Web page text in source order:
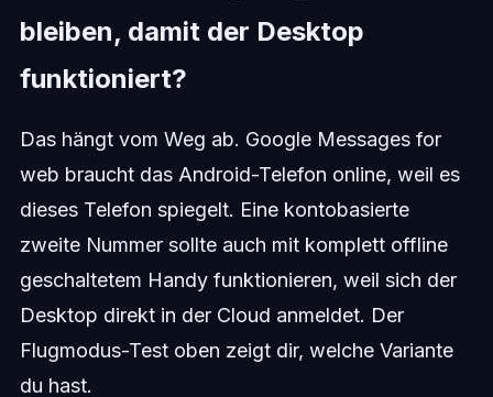
bleiben, damit der Desktop
funktioniert?
Das hängt vom Weg ab. Google Messages for
web braucht das Android-Telefon online, weil es
dieses Telefon spiegelt. Eine kontobasierte
zweite Nummer sollte auch mit komplett offline
geschaltetem Handy funktionieren, weil sich der
Desktop direkt in der Cloud anmeldet. Der
Flugmodus-Test oben zeigt dir, welche Variante
du hast.